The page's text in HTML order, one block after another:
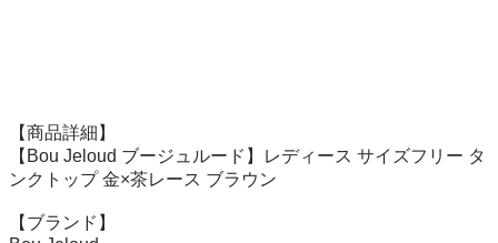
【商品詳細】
【Bou Jeloud ブージュルード】レディース サイズフリー タ
ンクトップ 金×茶レース ブラウン
【ブランド】